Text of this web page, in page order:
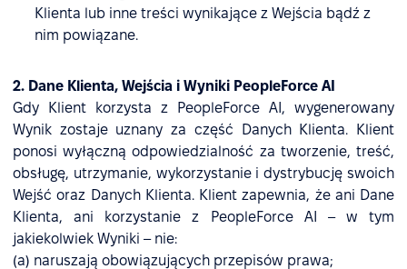
Klienta lub inne treści wynikające z Wejścia bądź z
nim powiązane.
2. Dane Klienta, Wejścia i Wyniki PeopleForce AI
Gdy Klient korzysta z PeopleForce AI, wygenerowany
Wynik zostaje uznany za część Danych Klienta. Klient
ponosi wyłączną odpowiedzialność za tworzenie, treść,
obsługę, utrzymanie, wykorzystanie i dystrybucję swoich
Wejść oraz Danych Klienta. Klient zapewnia, że ani Dane
Klienta, ani korzystanie z PeopleForce AI – w tym
jakiekolwiek Wyniki – nie:
(a) naruszają obowiązujących przepisów prawa;